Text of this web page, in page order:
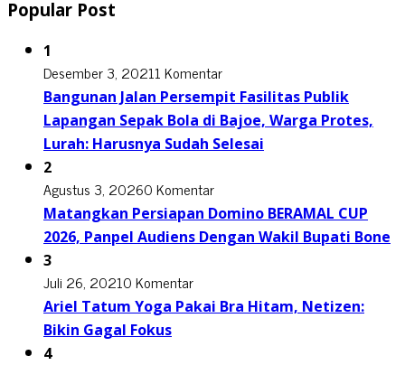
Popular Post
1
Desember 3, 20211 Komentar
Bangunan Jalan Persempit Fasilitas Publik
Lapangan Sepak Bola di Bajoe, Warga Protes,
Lurah: Harusnya Sudah Selesai
2
Agustus 3, 20260 Komentar
Matangkan Persiapan Domino BERAMAL CUP
2026, Panpel Audiens Dengan Wakil Bupati Bone
3
Juli 26, 20210 Komentar
Ariel Tatum Yoga Pakai Bra Hitam, Netizen:
Bikin Gagal Fokus
4